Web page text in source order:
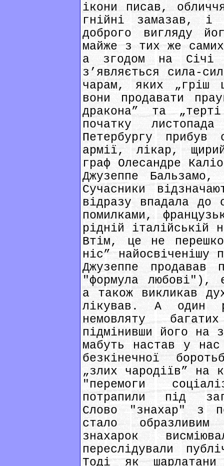
ікони писав,
гнійні замазав,
доброго вигляду
майже з тих же
а згодом на Січі
з’являється сила-
чарам, яких „гріш
вони продавати
дракона” та
початку
Петербургу прибув
армії, лікар,
граф Олесандре
Джузеппе
Сучасники
відразу впадала до
помилками,
рідній італійській
Втім, це не
ніс” найосвіченішу
Джузеппе продавав
"формула любові"),
а також викликав
лікував. А один
немовляту
підмінивши його на
мабуть настав у
безкінечної
„злих чародіїв” на
"перемоги
потрапили під
Слово "знахар" з
стало
знахарок
переслідували
Тоді як шарлатани